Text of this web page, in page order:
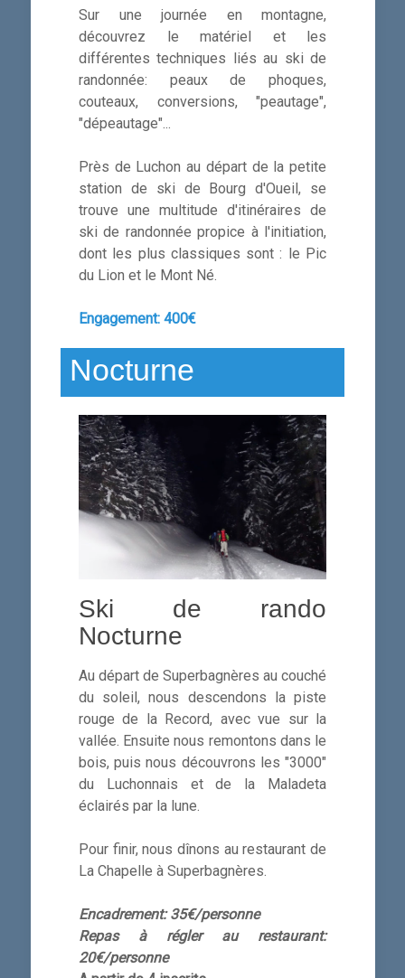
Sur une journée en montagne,
découvrez le matériel et les
différentes techniques liés au ski de
randonnée: peaux de phoques,
couteaux, conversions, "peautage",
"dépeautage"...
Près de Luchon au départ de la petite
station de ski de Bourg d'Oueil, se
trouve une multitude d'itinéraires de
ski de randonnée propice à l'initiation,
dont les plus classiques sont : le Pic
du Lion et le Mont Né.
Engagement: 400€
Nocturne
Ski de rando
Nocturne
Au départ de Superbagnères au couché
du soleil, nous descendons la piste
rouge de la Record, avec vue sur la
vallée. Ensuite nous remontons dans le
bois, puis nous découvrons les "3000"
du Luchonnais et de la Maladeta
éclairés par la lune.
Pour finir, nous dînons au restaurant de
La Chapelle à Superbagnères.
Encadrement: 35€/personne
Repas à régler au restaurant:
20€/personne